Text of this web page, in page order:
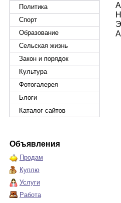
Политика
Спорт
Образование
Сельская жизнь
Закон и порядок
Культура
Фотогалерея
Блоги
Каталог сайтов
Объявления
Продам
Куплю
Услуги
Работа